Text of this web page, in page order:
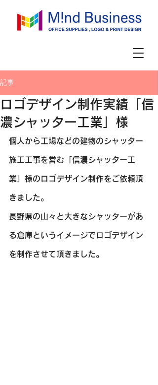
記事
ロゴデザイン制作実績「信
濃シャッター工業」様
個人から工場などの建物のシャッター
施工工事を営む「信濃シャッター工
業」様のロゴデザイン制作をご依頼頂
きました。
長野県の山々と大きなシャッターがあ
る倉庫というイメージでロゴデザイン
を制作させて頂きました。